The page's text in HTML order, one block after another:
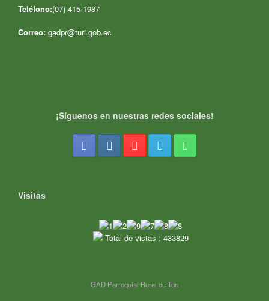
Teléfono:(07) 415-1987
Correo: gadpr@turi.gob.ec
¡Síguenos en nuestras redes sociales!
Visitas
Total de vistas : 433829
GAD Parroquial Rural de Turi